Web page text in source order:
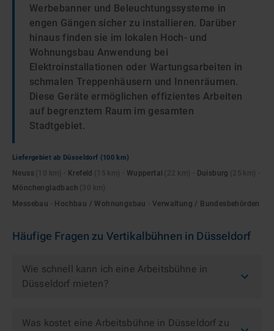
Werbebanner und Beleuchtungssysteme in
engen Gängen sicher zu installieren. Darüber
hinaus finden sie im lokalen Hoch- und
Wohnungsbau Anwendung bei
Elektroinstallationen oder Wartungsarbeiten in
schmalen Treppenhäusern und Innenräumen.
Diese Geräte ermöglichen effizientes Arbeiten
auf begrenztem Raum im gesamten
Stadtgebiet.
Liefergebiet ab Düsseldorf (100 km)
Neuss · Krefeld · Wuppertal · Duisburg
·
Mönchengladbach
Messebau · Hochbau / Wohnungsbau · Verwaltung / Bundesbehörden
Häufige Fragen zu Vertikalbühnen in Düsseldorf
Wie schnell kann ich eine Arbeitsbühne in
Düsseldorf mieten?
Was kostet eine Arbeitsbühne in Düsseldorf zu